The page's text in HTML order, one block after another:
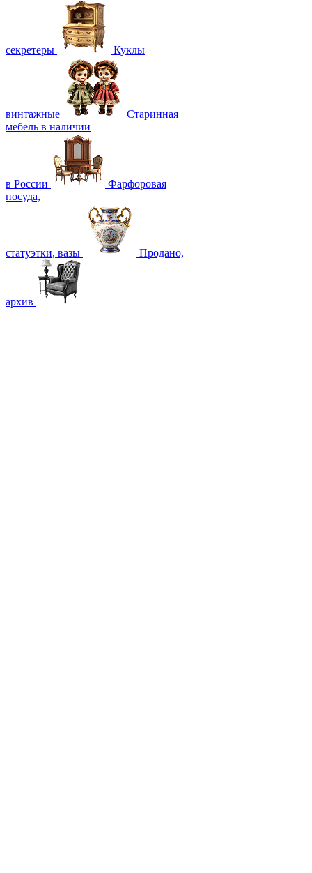
секретеры Куклы
винтажные
Старинная
мебель в наличии
в России
Фарфоровая
посуда,
статуэтки, вазы Продано,
архив